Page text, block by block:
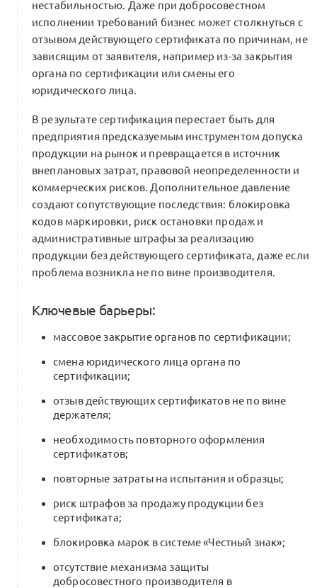
1 комментарий
траекторий в Альянсе
Форум Альянса 0 комментариев
Презентация программы Форума
Альянса x Beinopen
В Минэконом по проекту стратегии КИ
0
Общеотраслевая координация +
Национальная экосистема легкой
промышленности для ритейлеров
0 комментариев
нестабильностью. Даже при добросовестном
исполнении требований бизнес может столкнуться с
отзывом действующего сертификата по причинам, не
зависящим от заявителя, например из-за закрытия
органа по сертификации или смены его
юридического лица.
В результате сертификация перестает быть для
предприятия предсказуемым инструментом допуска
продукции на рынок и превращается в источник
внеплановых затрат, правовой неопределенности и
коммерческих рисков. Дополнительное давление
создают сопутствующие последствия: блокировка
кодов маркировки, риск остановки продаж и
административные штрафы за реализацию
продукции без действующего сертификата, даже если
проблема возникла не по вине производителя.
Ключевые барьеры:
массовое закрытие органов по сертификации;
смена юридического лица органа по
сертификации;
отзыв действующих сертификатов не по вине
держателя;
необходимость повторного оформления
сертификатов;
повторные затраты на испытания и образцы;
риск штрафов за продажу продукции без
сертификата;
блокировка марок в системе «Честный знак»;
отсутствие механизма защиты
добросовестного производителя в